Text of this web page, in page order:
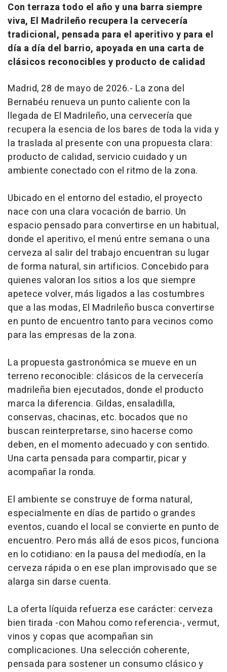
Con terraza todo el año y una barra siempre
viva, El Madrileño recupera la cervecería
tradicional, pensada para el aperitivo y para el
día a día del barrio, apoyada en una carta de
clásicos reconocibles y producto de calidad
Madrid, 28 de mayo de 2026.- La zona del
Bernabéu renueva un punto caliente con la
llegada de El Madrileño, una cervecería que
recupera la esencia de los bares de toda la vida y
la traslada al presente con una propuesta clara:
producto de calidad, servicio cuidado y un
ambiente conectado con el ritmo de la zona.
Ubicado en el entorno del estadio, el proyecto
nace con una clara vocación de barrio. Un
espacio pensado para convertirse en un habitual,
donde el aperitivo, el menú entre semana o una
cerveza al salir del trabajo encuentran su lugar
de forma natural, sin artificios. Concebido para
quienes valoran los sitios a los que siempre
apetece volver, más ligados a las costumbres
que a las modas, El Madrileño busca convertirse
en punto de encuentro tanto para vecinos como
para las empresas de la zona.
La propuesta gastronómica se mueve en un
terreno reconocible: clásicos de la cervecería
madrileña bien ejecutados, donde el producto
marca la diferencia. Gildas, ensaladilla,
conservas, chacinas, etc. bocados que no
buscan reinterpretarse, sino hacerse como
deben, en el momento adecuado y con sentido.
Una carta pensada para compartir, picar y
acompañar la ronda.
El ambiente se construye de forma natural,
especialmente en días de partido o grandes
eventos, cuando el local se convierte en punto de
encuentro. Pero más allá de esos picos, funciona
en lo cotidiano: en la pausa del mediodía, en la
cerveza rápida o en ese plan improvisado que se
alarga sin darse cuenta.
La oferta líquida refuerza ese carácter: cerveza
bien tirada -con Mahou como referencia-, vermut,
vinos y copas que acompañan sin
complicaciones. Una selección coherente,
pensada para sostener un consumo clásico y